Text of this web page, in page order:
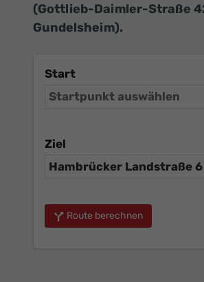
(Gottlieb-Daimler-Straße
Gundelsheim).
Start
Ziel
Route berechnen